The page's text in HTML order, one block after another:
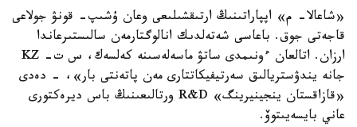
«شاعالا- م» اپپاراتىنىڭ ارتىقشىلىعى وعان ۇشىپ- قونۋ جولاعى
قاجەتى جوق. باعاسى شەتەلدىك انالوگتارمەن سالىستىرعاندا
ارزان. اتالعان ءونىمدى ساتۋ ماسەلەسىنە كەلسەك، س ت- KZ
جانە يندۋستريالىق سەرتيفيكاتتارى مەن پاتەنتى بار»، - دەدى
«قازاقستان ينجينيرينگ» R&D ورتالىعىنىڭ باس ديرەكتورى
عاني بايسەيىتوۆ.